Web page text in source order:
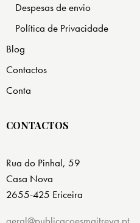
Despesas de envio
Política de Privacidade
Blog
Contactos
Conta
CONTACTOS
Rua do Pinhal, 59
Casa Nova
2655-425 Ericeira